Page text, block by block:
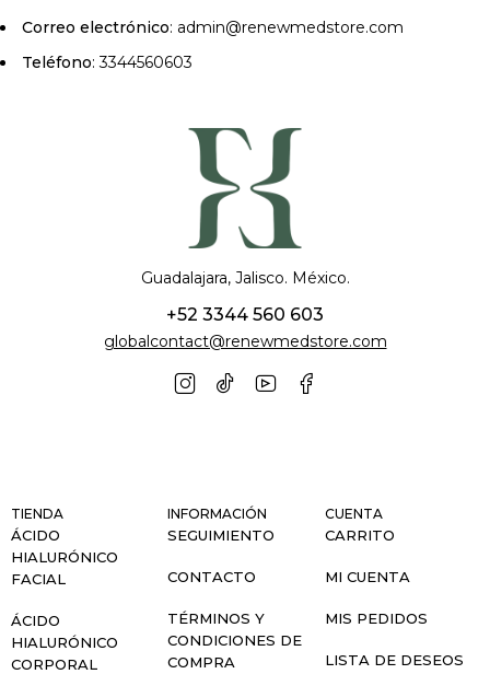
Correo electrónico: admin@renewmedstore.com
Teléfono: 3344560603
Guadalajara, Jalisco. México.
+52 3344 560 603
globalcontact@renewmedstore.com
TIENDA
ÁCIDO
HIALURÓNICO
FACIAL
ÁCIDO
HIALURÓNICO
CORPORAL
INFORMACIÓN
SEGUIMIENTO
CONTACTO
TÉRMINOS Y
CONDICIONES DE
COMPRA
CUENTA
CARRITO
MI CUENTA
MIS PEDIDOS
LISTA DE DESEOS